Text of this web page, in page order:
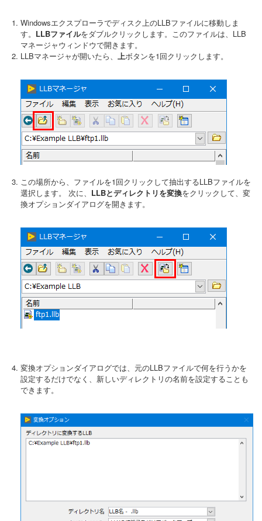
Windowsエクスプローラでディスク上のLLBファイルに移動しま
す。 LLBファイルをダブルクリックします。このファイルは、LLB
マネージャウィンドウで開きます。
LLBマネージャが開いたら、 上ボタンを1回クリックします。
この場所から、ファイルを1回クリックして抽出するLLBファイルを
選択します。 次に、 LLBとディレクトリを変換をクリックして、変
換オプションダイアログを開きます。
変換オプションダイアログでは、元のLLBファイルで何を行うかを
設定するだけでなく、新しいディレクトリの名前を設定することも
できます。